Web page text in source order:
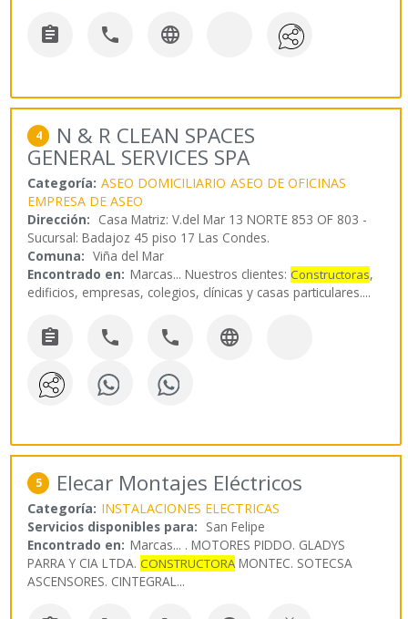
  
4 N & R CLEAN SPACES
GENERAL SERVICES SPA
Categoría: ASEO DOMICILIARIO ASEO DE OFICINAS
EMPRESA DE ASEO
Dirección: Casa Matriz: V.del Mar 13 NORTE 853 OF 803 -
Sucursal: Badajoz 45 piso 17 Las Condes.
Comuna: Viña del Mar
Encontrado en: Marcas...Nuestros clientes: Constructoras,
edificios, empresas, colegios, clínicas y casas particulares....
   
5 Elecar Montajes Eléctricos
Categoría: INSTALACIONES ELECTRICAS
Servicios disponibles para: San Felipe
Encontrado en: Marcas... . MOTORES PIDDO. GLADYS
PARRA Y CIA LTDA. CONSTRUCTORAMONTEC. SOTECSA
ASCENSORES. CINTEGRAL...